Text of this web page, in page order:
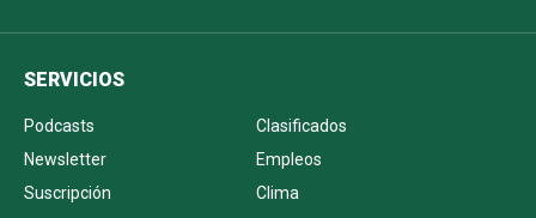
SERVICIOS
Podcasts
Clasificados
Newsletter
Empleos
Suscripción
Clima